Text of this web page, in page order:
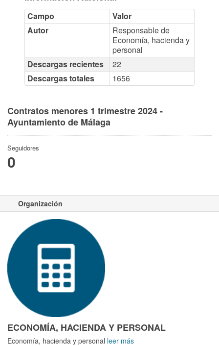
Campo
Valor
Autor
Responsable de
Economía, hacienda y
personal
Descargas recientes
22
Descargas totales
1656
Contratos menores 1 trimestre 2024 -
Ayuntamiento de Málaga
Seguidores
0
Organización
ECONOMÍA, HACIENDA Y PERSONAL
Economía, hacienda y personal leer más